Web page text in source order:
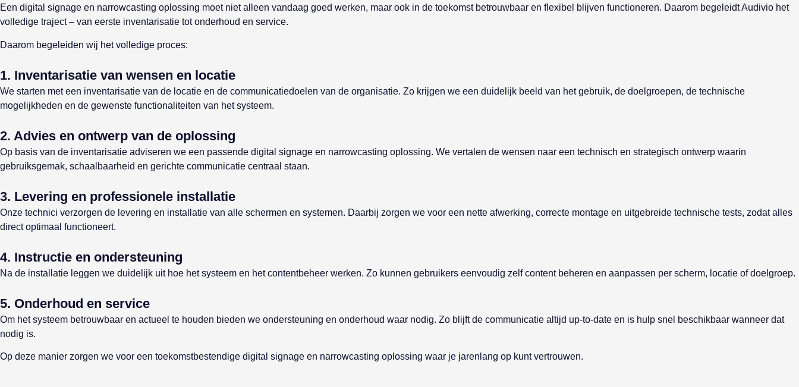
Een digital signage en narrowcasting oplossing moet niet alleen vandaag goed werken, maar ook in de toekomst betrouwbaar en flexibel blijven functioneren. Daarom begeleidt Audivio het
volledige traject – van eerste inventarisatie tot onderhoud en service.
Daarom begeleiden wij het volledige proces:
1. Inventarisatie van wensen en locatie
We starten met een inventarisatie van de locatie en de communicatiedoelen van de organisatie. Zo krijgen we een duidelijk beeld van het gebruik, de doelgroepen, de technische
mogelijkheden en de gewenste functionaliteiten van het systeem.
2. Advies en ontwerp van de oplossing
Op basis van de inventarisatie adviseren we een passende digital signage en narrowcasting oplossing. We vertalen de wensen naar een technisch en strategisch ontwerp waarin
gebruiksgemak, schaalbaarheid en gerichte communicatie centraal staan.
3. Levering en professionele installatie
Onze technici verzorgen de levering en installatie van alle schermen en systemen. Daarbij zorgen we voor een nette afwerking, correcte montage en uitgebreide technische tests, zodat alles
direct optimaal functioneert.
4. Instructie en ondersteuning
Na de installatie leggen we duidelijk uit hoe het systeem en het contentbeheer werken. Zo kunnen gebruikers eenvoudig zelf content beheren en aanpassen per scherm, locatie of doelgroep.
5. Onderhoud en service
Om het systeem betrouwbaar en actueel te houden bieden we ondersteuning en onderhoud waar nodig. Zo blijft de communicatie altijd up-to-date en is hulp snel beschikbaar wanneer dat
nodig is.
Op deze manier zorgen we voor een toekomstbestendige digital signage en narrowcasting oplossing waar je jarenlang op kunt vertrouwen.